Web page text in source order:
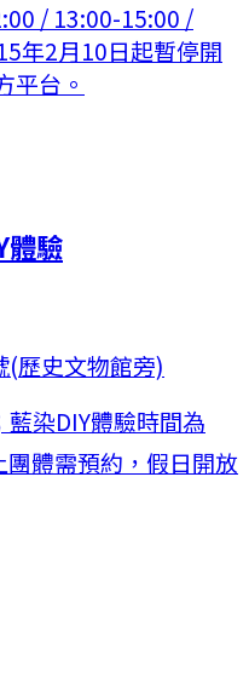
/ 13:00-15:00 /
年2月10日起暫停開
平台。
體驗
歷史文物館旁)
染DIY體驗時間為
體需預約，假日開放